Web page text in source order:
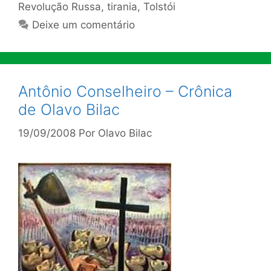
Revolução Russa, tirania, Tolstói
Deixe um comentário
Antônio Conselheiro – Crônica
de Olavo Bilac
19/09/2008 Por Olavo Bilac